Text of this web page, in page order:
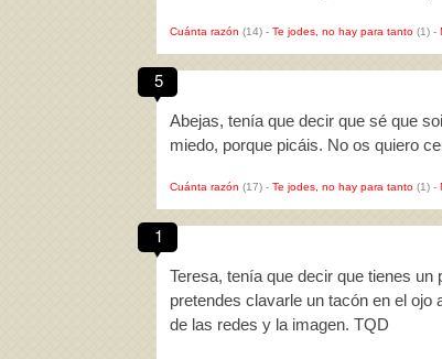
Cuánta razón (14) - Te jodes, no hay para tanto (1) -
5
Abejas, tenía que decir que sé que
miedo, porque picáis. No os quiero
Cuánta razón (17) - Te jodes, no hay para tanto (1) -
1
Teresa, tenía que decir que tienes
pretendes clavarle un tacón en el
de las redes y la imagen. TQD